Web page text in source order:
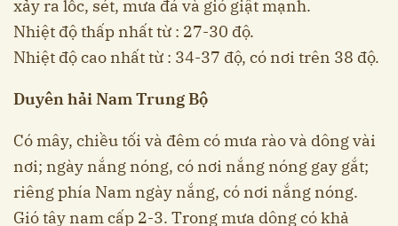
xảy ra lốc, sét, mưa đá và gió giật mạnh.
Nhiệt độ thấp nhất từ : 27-30 độ.
Nhiệt độ cao nhất từ : 34-37 độ, có nơi trên 38 độ.
Duyên hải Nam Trung Bộ
Có mây, chiều tối và đêm có mưa rào và dông vài
nơi; ngày nắng nóng, có nơi nắng nóng gay gắt;
riêng phía Nam ngày nắng, có nơi nắng nóng.
Gió tây nam cấp 2-3. Trong mưa dông có khả